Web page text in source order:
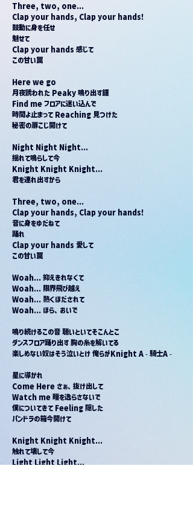
Three, two, one...
Clap your hands, Clap your hands!
鼓動に身を任せ
魅せて
Clap your hands 感じて
この甘い罠
Here we go
月夜誘われた Peaky 鳴り出す鐘
Find me フロアに迷い込んで
時間よ止まって Reaching 見つけた
秘密の扉こじ開けて
Night Night Night...
揺れて鳴らして今
Knight Knight Knight...
君を連れ出すから
Three, two, one...
Clap your hands, Clap your hands!
音に身をゆだねて
踊れ
Clap your hands 愛して
この甘い罠
Woah... 抑えきれなくて
Woah... 限界飛び越え
Woah... 熱くほだされて
Woah... ほら、おいで
鳴り続けるこの音 聴いといてそこんとこ
ダンスフロア踊り出す 胸の糸を解いてる
楽しめない奴はそう泣いとけ 俺らがKnight A - 騎士A -
星に導かれ
Come Here さぁ、抜け出して
Watch me 瞳を逸らさないで
僕についてきて Feeling 隠した
パンドラの箱今開けて
Knight Knight Knight...
触れて壊して今
Light Light Light...